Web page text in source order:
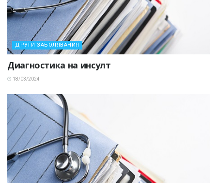
ДРУГИ ЗАБОЛЯВАНИЯ
Диагностика на инсулт
18/03/2024